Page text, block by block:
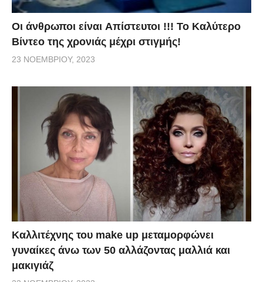
Οι άνθρωποι είναι Aπίστευτοι !!! To Καλύτερο
Βίντεο της χρονιάς μέχρι στιγμής!
23 ΝΟΕΜΒΡΊΟΥ, 2023
Καλλιτέχνης του make up μεταμορφώνει
γυναίκες άνω των 50 αλλάζοντας μαλλιά και
μακιγιάζ